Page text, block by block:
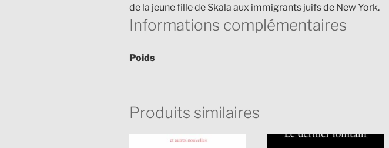
de la jeune fille de Skala aux immigrants juifs de New York.
Informations complémentaires
Poids
Produits similaires